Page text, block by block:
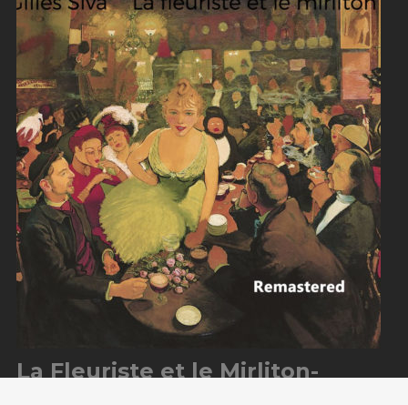
La Fleuriste et le Mirliton-